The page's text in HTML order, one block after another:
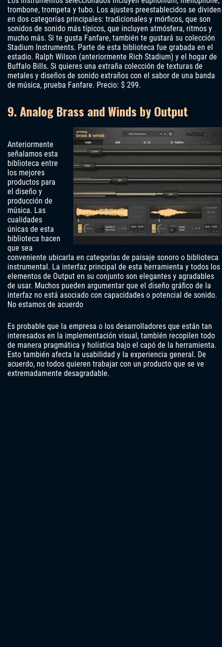
trombone, trompeta y tubo. Los ajustes preestablecidos se dividen
en dos categorías principales: tradicionales y mórficos, que son
sonidos de sonido más típicos, que incluyen atmósfera, ritmos y
mucho más. Si te gusta Fanfare, también te gustará su colección
Stadium Instruments. Parte de esta biblioteca fue grabada en el
estadio. Ralph Wilson (anteriormente Rich Stadium) y el hogar de
Buffalo Bills. Si quieres una extraña colección de texturas de
metales y diseños de sonido extraños con el sabor de una banda
de música, prueba Fanfare. Precio: $ 299.
9. Analog Brass and Winds by Output
Anteriormente
señalamos esta
biblioteca entre
los mejores
productos para
el diseño y
producción de
música. Las
cualidades
únicas de esta
biblioteca hacen
que sea
conveniente ubicarla en categorías de paisaje sonoro o biblioteca
instrumental. La interfaz principal de esta herramienta y todos los
elementos de Output en su conjunto son elegantes y agradables
de usar. Muchos pueden argumentar que el diseño gráfico de la
interfaz no está asociado con capacidades o potencial de sonido.
No estamos de acuerdo
Es probable que la empresa o los desarrolladores que están tan
interesados ​​en la implementación visual, también recopilen todo
de manera pragmática y holística bajo el capó de la herramienta.
Esto también afecta la usabilidad y la experiencia general. De
acuerdo, no todos quieren trabajar con un producto que se ve
extremadamente desagradable.